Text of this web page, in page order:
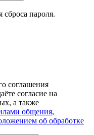
пароля.
соглашения
согласие на
а также
общения,
об обработке